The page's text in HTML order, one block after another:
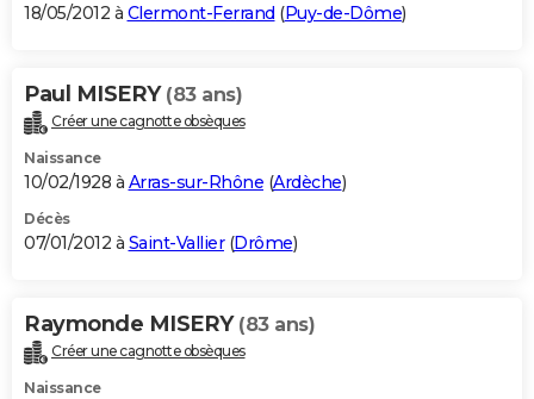
18/05/2012 à Clermont-Ferrand (Puy-de-Dôme)
Paul MISERY (83 ans)
Créer une cagnotte obsèques
Naissance
10/02/1928 à Arras-sur-Rhône (Ardèche)
Décès
07/01/2012 à Saint-Vallier(Drôme)
Raymonde MISERY (83 ans)
Créer une cagnotte obsèques
Naissance